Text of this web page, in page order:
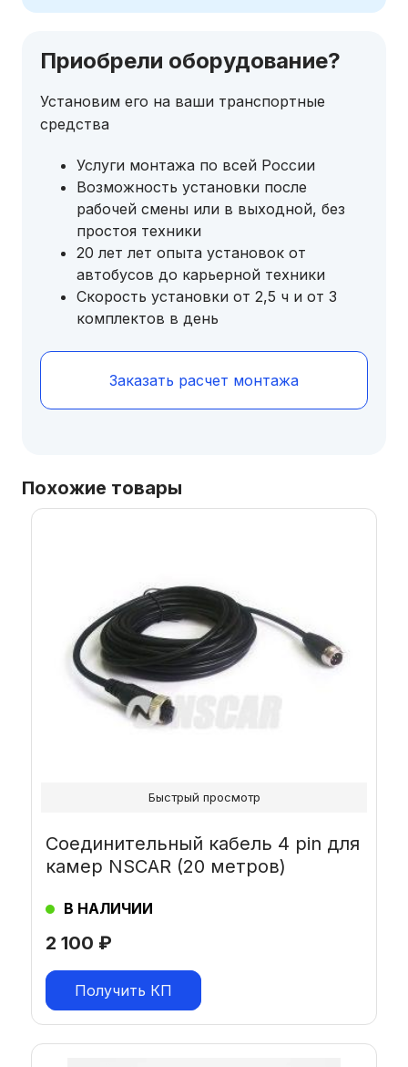
Приобрели оборудование?
Установим его на ваши транспортные
средства
Услуги монтажа по всей России
Возможность установки после
рабочей смены или в выходной, без
простоя техники
20 лет лет опыта установок от
автобусов до карьерной техники
Скорость установки от 2,5 ч и от 3
комплектов в день
Заказать расчет монтажа
Похожие товары
2 100 ₽
Соединительный кабель 4 pin для
камер NSCAR (20 метров)
В НАЛИЧИИ
Получить КП
Быстрый просмотр